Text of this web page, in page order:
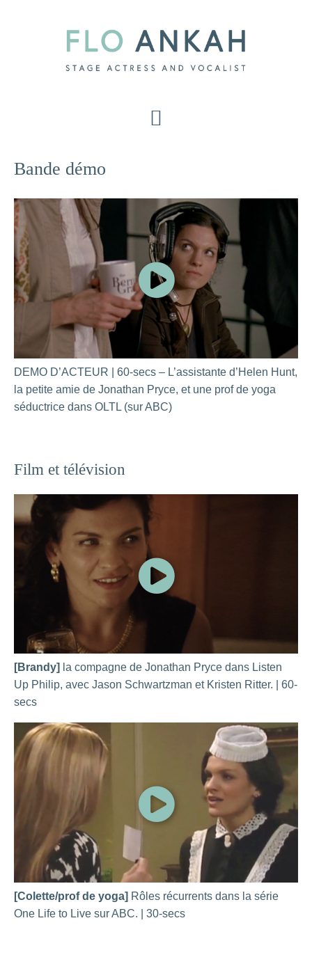
Bande démo
DEMO D’ACTEUR | 60-secs – L’assistante d’Helen Hunt,
la petite amie de Jonathan Pryce, et une prof de yoga
séductrice dans OLTL (sur ABC)
Film et télévision
[Brandy] la compagne de Jonathan Pryce dans Listen
Up Philip, avec Jason Schwartzman et Kristen Ritter. | 60-
secs
[Colette/prof de yoga] Rôles récurrents dans la série
One Life to Live sur ABC. | 30-secs